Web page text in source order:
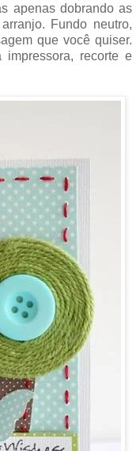
apenas dobrando as
Fundo neutro,
que você quiser.
impressora, recorte e